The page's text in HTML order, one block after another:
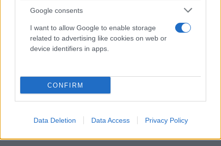
Google consents
I want to allow Google to enable storage
related to advertising like cookies on web or
device identifiers in apps.
CONFIRM
Data Deletion Data Access Privacy Policy